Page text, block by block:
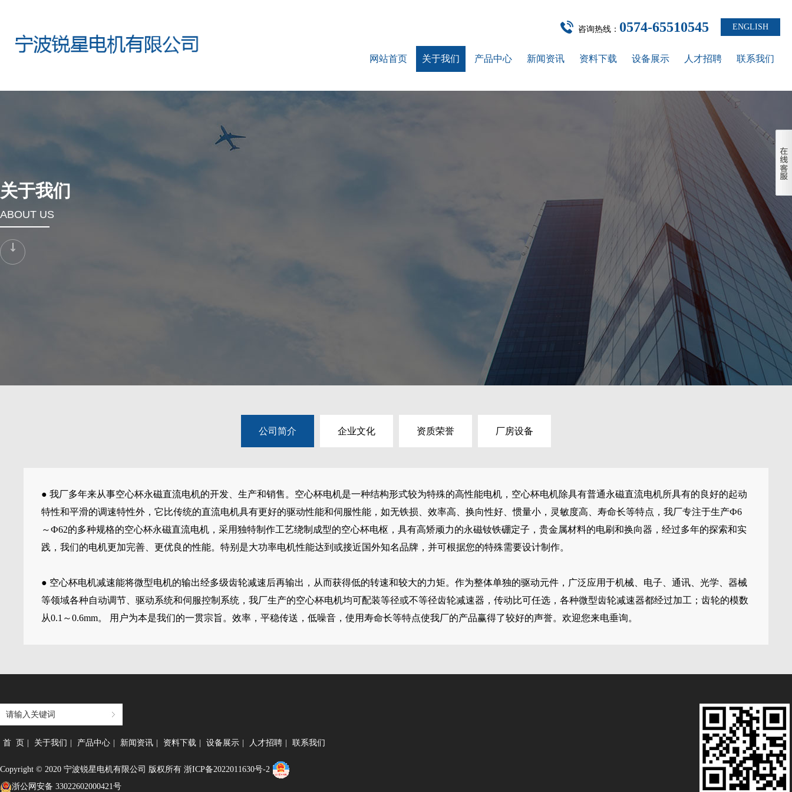
ENGLISH
咨询热线： 0574-65510545
网站首页 关于我们 产品中心 新闻资讯 资料下载 设备展示 人才招聘 联系我们
关于我们
ABOUT US
公司简介 企业文化 资质荣誉 厂房设备
● 我厂多年来从事空心杯永磁直流电机的开发、生产和销售。空心杯电机是一种结构形式较为特殊的高性能电机，空心杯电机除具有普通永磁直流电机所具有的良好的起动
特性和平滑的调速特性外，它比传统的直流电机具有更好的驱动性能和伺服性能，如无铁损、效率高、换向性好、惯量小，灵敏度高、寿命长等特点，我厂专注于生产Ф6
～Ф62的多种规格的空心杯永磁直流电机，采用独特制作工艺绕制成型的空心杯电枢，具有高矫顽力的永磁钕铁硼定子，贵金属材料的电刷和换向器，经过多年的探索和实
践，我们的电机更加完善、更优良的性能。特别是大功率电机性能达到或接近国外知名品牌，并可根据您的特殊需要设计制作。
● 空心杯电机减速能将微型电机的输出经多级齿轮减速后再输出，从而获得低的转速和较大的力矩。作为整体单独的驱动元件，广泛应用于机械、电子、通讯、光学、器械
等领域各种自动调节、驱动系统和伺服控制系统，我厂生产的空心杯电机均可配装等径或不等径齿轮减速器，传动比可任选，各种微型齿轮减速器都经过加工；齿轮的模数
从0.1～0.6mm。 用户为本是我们的一贯宗旨。效率，平稳传送，低噪音，使用寿命长等特点使我厂的产品赢得了较好的声誉。欢迎您来电垂询。
首 页 关于我们 产品中心 新闻资讯 资料下载 设备展示 人才招聘 联系我们
Copyright © 2020 宁波锐星电机有限公司 版权所有 浙ICP备2022011630号-2
浙公网安备 33022602000421号